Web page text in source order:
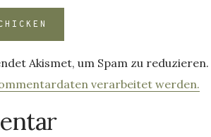
Akismet, um Spam zu reduzieren.
verarbeitet werden.